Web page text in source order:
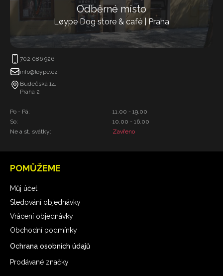
Odběrné místo
Løype Dog store & café | Praha
702 086 926
info@loype.cz
Budečská 14,
Praha 2
Po - Pá:
So:
Ne a st. svátky:
11.00 - 19.00
10.00 - 16.00
Zavřeno
POMŮŽEME
Můj účet
Sledování objednávky
Vrácení objednávky
Obchodní podmínky
Ochrana osobních údajů
Prodávané značky